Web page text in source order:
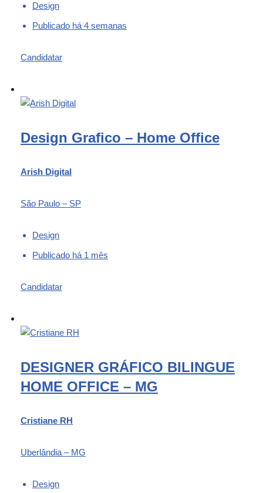
Design
Publicado há 4 semanas
Candidatar
Design Grafico – Home Office
Arish Digital
São Paulo – SP
Design
Publicado há 1 mês
Candidatar
DESIGNER GRÁFICO BILINGUE
HOME OFFICE – MG
Cristiane RH
Uberlândia – MG
Design